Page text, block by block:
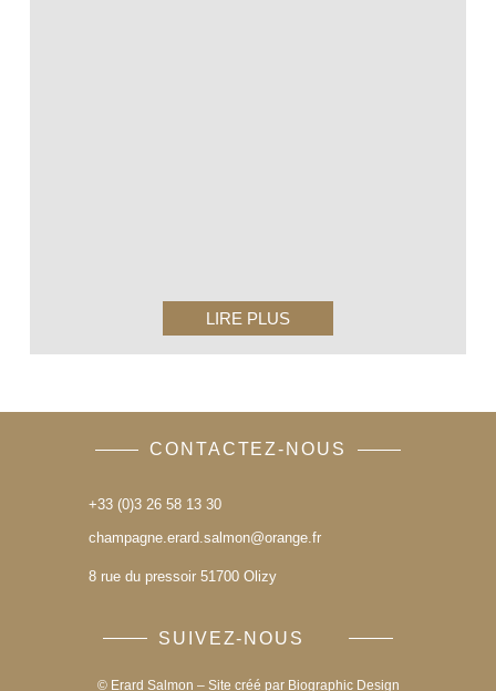
LIRE PLUS
CONTACTEZ-NOUS
+33 (0)3 26 58 13 30
champagne.erard.salmon@orange.fr
8 rue du pressoir 51700 Olizy
SUIVEZ-NOUS
© Erard Salmon – Site créé par Biographic Design